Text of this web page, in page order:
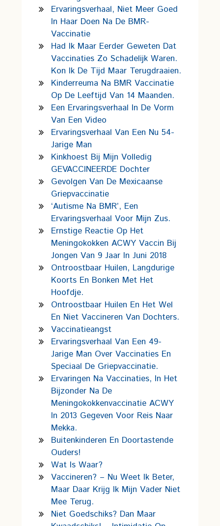
Ervaringsverhaal, Niet Meer Goed
In Haar Doen Na De BMR-
Vaccinatie
Had Ik Maar Eerder Geweten Dat
Vaccinaties Zo Schadelijk Waren.
Kon Ik De Tijd Maar Terugdraaien.
Kinderreuma Na BMR Vaccinatie
Op De Leeftijd Van 14 Maanden.
Een Ervaringsverhaal In De Vorm
Van Een Video
Ervaringsverhaal Van Een Nu 54-
Jarige Man
Kinkhoest Bij Mijn Volledig
GEVACCINEERDE Dochter
Gevolgen Van De Mexicaanse
Griepvaccinatie
‘Autisme Na BMR’, Een
Ervaringsverhaal Voor Mijn Zus.
Ernstige Reactie Op Het
Meningokokken ACWY Vaccin Bij
Jongen Van 9 Jaar In Juni 2018
Ontroostbaar Huilen, Langdurige
Koorts En Bonken Met Het
Hoofdje.
Ontroostbaar Huilen En Het Wel
En Niet Vaccineren Van Dochters.
Vaccinatieangst
Ervaringsverhaal Van Een 49-
Jarige Man Over Vaccinaties En
Speciaal De Griepvaccinatie.
Ervaringen Na Vaccinaties, In Het
Bijzonder Na De
Meningokokkenvaccinatie ACWY
In 2013 Gegeven Voor Reis Naar
Mekka.
Buitenkinderen En Doortastende
Ouders!
Wat Is Waar?
Vaccineren? – Nu Weet Ik Beter,
Maar Daar Krijg Ik Mijn Vader Niet
Mee Terug.
Niet Goedschiks? Dan Maar